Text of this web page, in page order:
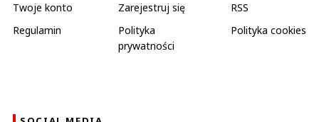
Twoje konto
Zarejestruj się
RSS
Regulamin
Polityka
prywatności
Polityka cookies